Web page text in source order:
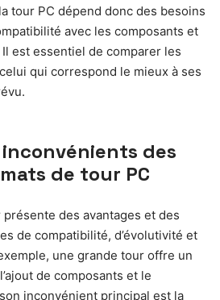
tour PC dépend donc des besoins
avec les composants et
est essentiel de comparer les
qui correspond le mieux à ses
des
de tour PC
des avantages et des
de compatibilité, d’évolutivité et
une grande tour offre un
de composants et le
inconvénient principal est la